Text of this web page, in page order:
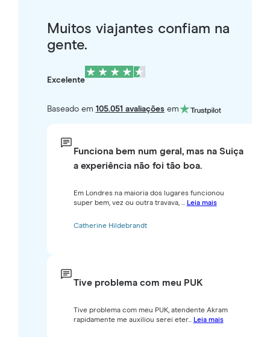
Muitos viajantes confiam na
gente.
Excelente
Baseado em 105.051 avaliaçõesem
Funciona bem num geral, mas na Suiça
a experiência não foi tão boa.
Em Londres na maioria dos lugares funcionou
super bem, vez ou outra travava, ... Leia mais
Catherine Hildebrandt
Tive problema com meu PUK
Tive problema com meu PUK, atendente Akram
rapidamente me auxiliou serei eter... Leia mais